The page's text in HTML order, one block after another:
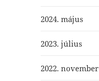
2024. május
2023. július
2022. november